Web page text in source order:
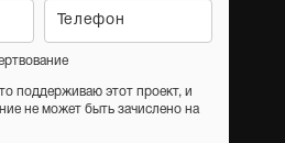
поддерживаю этот проект, и
не может быть зачислено на